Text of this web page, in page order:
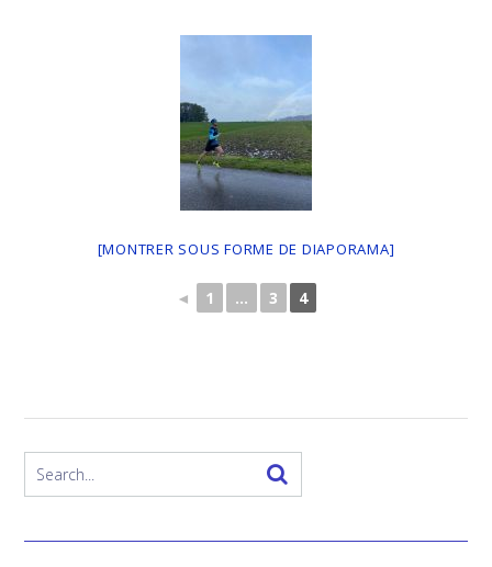
[MONTRER SOUS FORME DE DIAPORAMA]
◄ 1 ... 3 4